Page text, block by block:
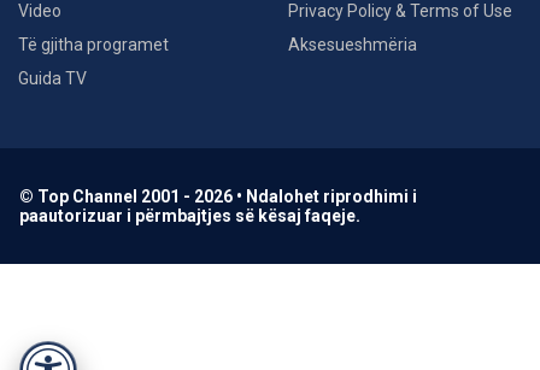
Video
Të gjitha programet
Guida TV
Privacy Policy & Terms of Use
Aksesueshmëria
© Top Channel 2001 - 2026 • Ndalohet riprodhimi i
paautorizuar i përmbajtjes së kësaj faqeje.